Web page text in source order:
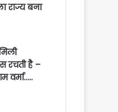
राज्य बना
रचती है –
वर्मा…..